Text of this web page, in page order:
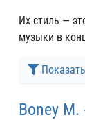
Их стиль —
музыки в
Boney